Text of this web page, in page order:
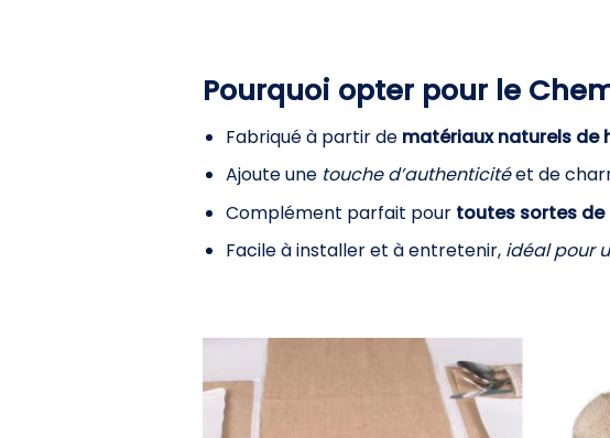
Pourquoi opter pour le
Fabriqué à partir de matériaux naturels de
Ajoute une touche d’authenticitéet de
Complément parfait pour toutes sortes
Facile à installer et à entretenir,idéal pour